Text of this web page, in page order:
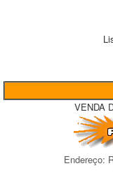
VENDA
Endereço: